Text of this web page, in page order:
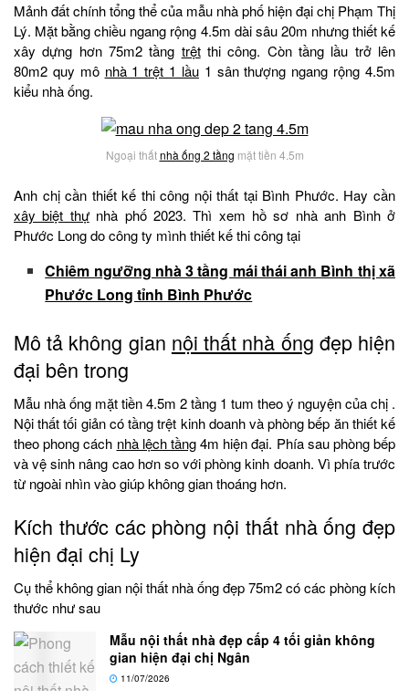
Mảnh đất chính tổng thể của mẫu nhà phố hiện đại chị Phạm Thị
Lý. Mặt bằng chiều ngang rộng 4.5m dài sâu 20m nhưng thiết kế
xây dựng hơn 75m2 tầng trệtthi công. Còn tầng lầu trở lên
80m2 quy mô nhà 1 trệt 1 lầu1 sân thượng ngang rộng 4.5m
kiểu nhà ống.
Ngoại thấtnhà ống 2 tầng mặt tiền 4.5m
Anh chị cần thiết kế thi công nội thất tại Bình Phước. Hay cần
xây biệt thựnhà phố 2023. Thì xem hồ sơ nhà anh Bình ở
Phước Long do công ty mình thiết kế thi công tại
Chiêm ngưỡng nhà 3 tầng mái thái anh Bình thị xã
Phước Long tỉnh Bình Phước
Mô tả không gian nội thất nhà ống đẹp hiện
đại bên trong
Mẫu nhà ống mặt tiền 4.5m 2 tầng 1 tum theo ý nguyện của chị .
Nội thất tối giản có tầng trệt kinh doanh và phòng bếp ăn thiết kế
theo phong cách nhà lệch tầng4m hiện đại. Phía sau phòng bếp
và vệ sinh nâng cao hơn so với phòng kinh doanh. Vì phía trước
từ ngoài nhìn vào giúp không gian thoáng hơn.
Kích thước các phòng nội thất nhà ống đẹp
hiện đại chị Ly
Cụ thể không gian nội thất nhà ống đẹp 75m2 có các phòng kích
thước như sau
Mẫu nội thất nhà đẹp cấp 4 tối giản không
gian hiện đại chị Ngân
11/07/2026